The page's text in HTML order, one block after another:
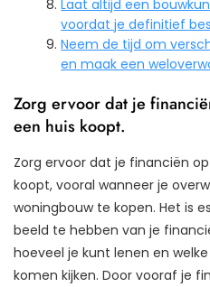
Laat altijd een
voordat je definitief
Neem de tijd om
en maak een
Zorg ervoor dat je
een huis koopt.
Zorg ervoor dat je financiën
koopt, vooral wanneer je
woningbouw te kopen. Het is
beeld te hebben van je
hoeveel je kunt lenen en
komen kijken. Door vooraf je